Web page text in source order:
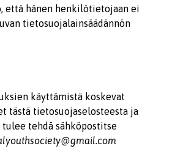
että hänen henkilötietojaan ei
tietosuojalainsäädännön
käyttämistä koskevat
tästä tietosuojaselosteesta ja
tehdä sähköpostitse